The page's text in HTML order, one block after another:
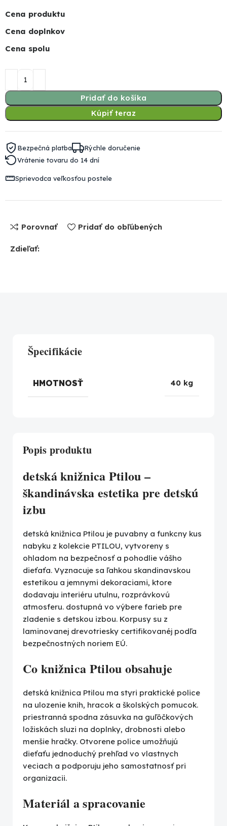
Cena produktu
Cena doplnkov
Cena spolu
Pridať do košíka
Kúpiť teraz
Bezpečná platba
Rýchle doručenie
Vrátenie tovaru do 14 dní
Sprievodca veľkosťou postele
Porovnať Pridať do obľúbených
Zdieľať:
Popis produktu
detská knižnica Ptilou –
škandinávska estetika pre detskú
izbu
detská knižnica Ptilou je puvabny a funkcny kus
nabyku z kolekcie PTILOU, vytvoreny s
ohladom na bezpečnosť a pohodlie vášho
dieťaťa. Vyznacuje sa ľahkou skandinavskou
estetikou a jemnymi dekoraciami, ktore
dodavaju interiéru utulnu, rozprávkovú
atmosferu. dostupná vo výbere farieb pre
zladenie s detskou izbou. Korpusy su z
laminovanej drevotriesky certifikovanéj podľa
bezpečnostných noriem EÚ.
Co knižnica Ptilou obsahuje
detská knižnica Ptilou ma styri praktické police
na ulozenie knih, hracok a školských pomucok.
priestranná spodna zásuvka na guľôčkových
ložiskách sluzi na doplnky, drobnosti alebo
menšie hračky. Otvorene police umožňujú
dieťaťu jednoduchý prehľad vo vlastnych
veciach a podporuju jeho samostatnosť pri
organizacii.
Materiál a spracovanie
Špecifikácie
HMOTNOSŤ 40 kg